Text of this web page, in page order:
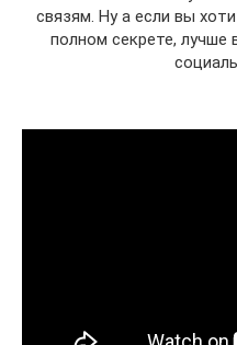
связям. Ну а если вы
полном секрете,